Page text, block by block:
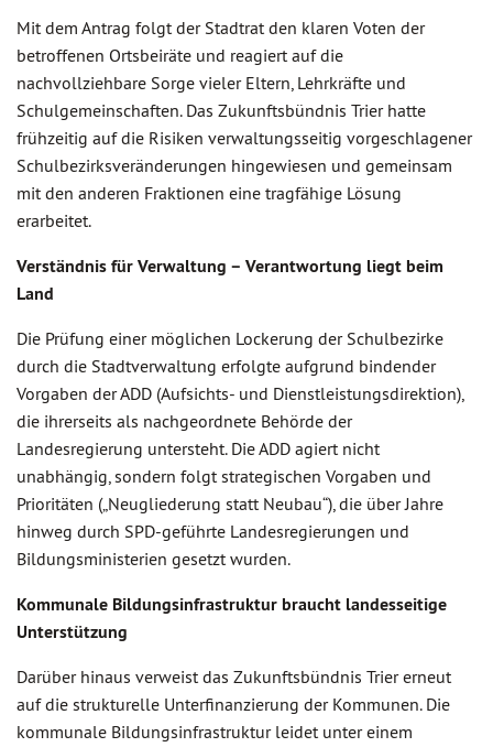
Mit dem Antrag folgt der Stadtrat den klaren Voten der
betroffenen Ortsbeiräte und reagiert auf die
nachvollziehbare Sorge vieler Eltern, Lehrkräfte und
Schulgemeinschaften. Das Zukunftsbündnis Trier hatte
frühzeitig auf die Risiken verwaltungsseitig vorgeschlagener
Schulbezirksveränderungen hingewiesen und gemeinsam
mit den anderen Fraktionen eine tragfähige Lösung
erarbeitet.
Verständnis für Verwaltung – Verantwortung liegt beim
Land
Die Prüfung einer möglichen Lockerung der Schulbezirke
durch die Stadtverwaltung erfolgte aufgrund bindender
Vorgaben der ADD (Aufsichts- und Dienstleistungsdirektion),
die ihrerseits als nachgeordnete Behörde der
Landesregierung untersteht. Die ADD agiert nicht
unabhängig, sondern folgt strategischen Vorgaben und
Prioritäten („Neugliederung statt Neubau“), die über Jahre
hinweg durch SPD-geführte Landesregierungen und
Bildungsministerien gesetzt wurden.
Kommunale Bildungsinfrastruktur braucht landesseitige
Unterstützung
Darüber hinaus verweist das Zukunftsbündnis Trier erneut
auf die strukturelle Unterfinanzierung der Kommunen. Die
kommunale Bildungsinfrastruktur leidet unter einem